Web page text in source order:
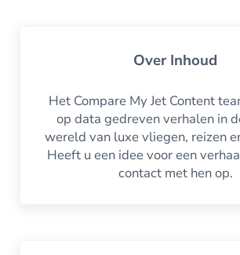
OverInhoud
Het Compare My Jet Content
op data gedreven verhalen in
wereld van luxe vliegen, reizen
Heeft u een idee voor een
contact met hen op.